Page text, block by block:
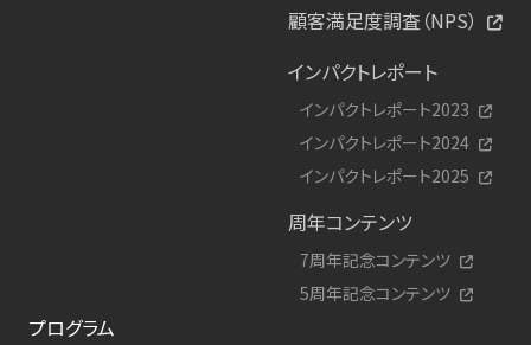
顧客満足度調査（NPS）
インパクトレポート
インパクトレポート2023
インパクトレポート2024
インパクトレポート2025
周年コンテンツ
7周年記念コンテンツ
5周年記念コンテンツ
プログラム